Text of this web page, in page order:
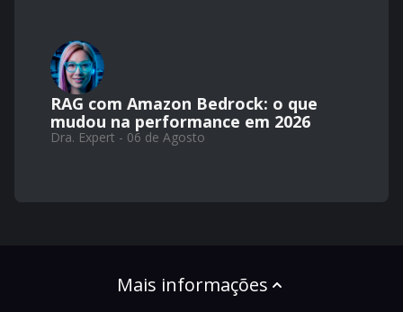
RAG com Amazon Bedrock: o que
mudou na performance em 2026
Dra. Expert - 06 de Agosto
Mais informações